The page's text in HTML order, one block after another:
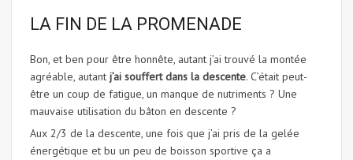
LA FIN DE LA PROMENADE
Bon, et ben pour être honnête, autant j’ai trouvé la montée
agréable, autant j’ai souffert dans la descente. C’était peut-
être un coup de fatigue, un manque de nutriments ? Une
mauvaise utilisation du bâton en descente ?
Aux 2/3 de la descente, une fois que j’ai pris de la gelée
énergétique et bu un peu de boisson sportive ça a